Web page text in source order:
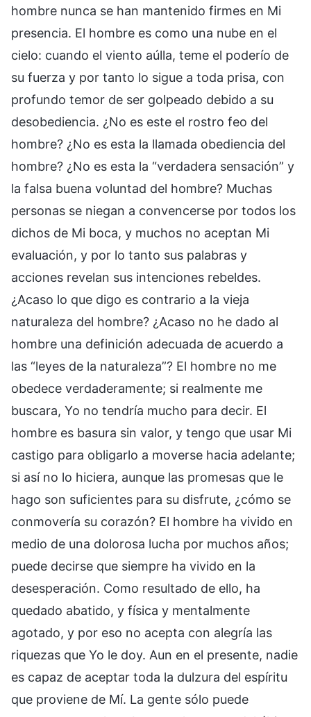
hombre nunca se han mantenido firmes en Mi
presencia. El hombre es como una nube en el
cielo: cuando el viento aúlla, teme el poderío de
su fuerza y por tanto lo sigue a toda prisa, con
profundo temor de ser golpeado debido a su
desobediencia. ¿No es este el rostro feo del
hombre? ¿No es esta la llamada obediencia del
hombre? ¿No es esta la “verdadera sensación” y
la falsa buena voluntad del hombre? Muchas
personas se niegan a convencerse por todos los
dichos de Mi boca, y muchos no aceptan Mi
evaluación, y por lo tanto sus palabras y
acciones revelan sus intenciones rebeldes.
¿Acaso lo que digo es contrario a la vieja
naturaleza del hombre? ¿Acaso no he dado al
hombre una definición adecuada de acuerdo a
las “leyes de la naturaleza”? El hombre no me
obedece verdaderamente; si realmente me
buscara, Yo no tendría mucho para decir. El
hombre es basura sin valor, y tengo que usar Mi
castigo para obligarlo a moverse hacia adelante;
si así no lo hiciera, aunque las promesas que le
hago son suficientes para su disfrute, ¿cómo se
conmovería su corazón? El hombre ha vivido en
medio de una dolorosa lucha por muchos años;
puede decirse que siempre ha vivido en la
desesperación. Como resultado de ello, ha
quedado abatido, y física y mentalmente
agotado, y por eso no acepta con alegría las
riquezas que Yo le doy. Aun en el presente, nadie
es capaz de aceptar toda la dulzura del espíritu
que proviene de Mí. La gente sólo puede